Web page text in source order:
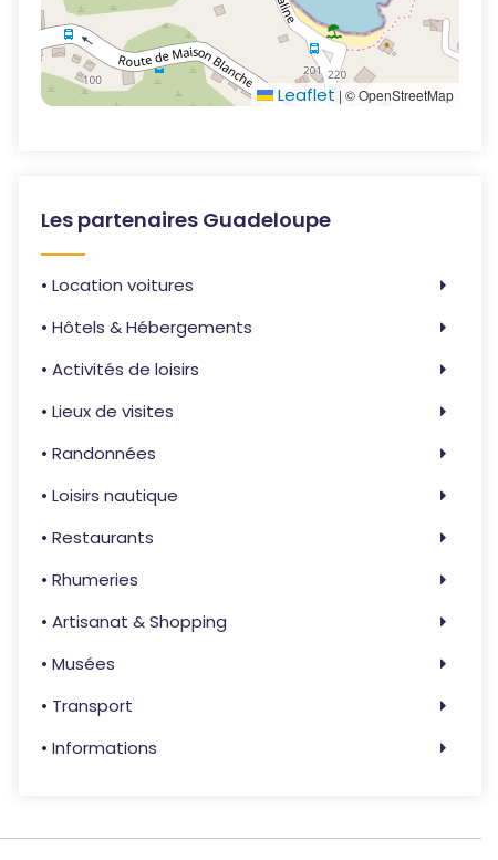
Leaflet | © OpenStreetMap
Les partenaires Guadeloupe
• Location voitures
• Hôtels & Hébergements
• Activités de loisirs
• Lieux de visites
• Randonnées
• Loisirs nautique
• Restaurants
• Rhumeries
• Artisanat & Shopping
• Musées
• Transport
• Informations